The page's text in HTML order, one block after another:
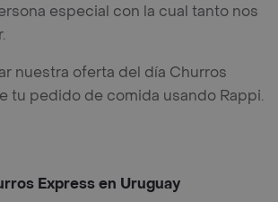
especial con la cual tanto nos
nuestra oferta del día Churros
tu pedido de comida usando Rappi.
Express en Uruguay